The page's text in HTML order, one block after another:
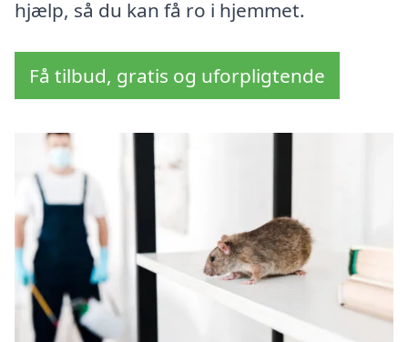
hjælp, så du kan få ro i hjemmet.
Få tilbud, gratis og uforpligtende